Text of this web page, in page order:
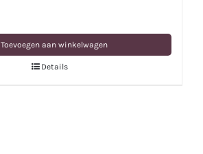
Toevoegen aan winkelwagen
Details